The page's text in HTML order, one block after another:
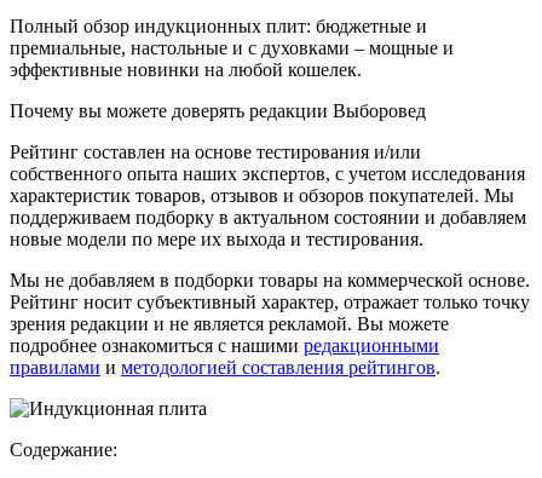
Полный обзор индукционных плит: бюджетные и
премиальные, настольные и с духовками – мощные и
эффективные новинки на любой кошелек.
Почему вы можете доверять редакции Выборовед
Рейтинг составлен на основе тестирования и/или
собственного опыта наших экспертов, с учетом исследования
характеристик товаров, отзывов и обзоров покупателей. Мы
поддерживаем подборку в актуальном состоянии и добавляем
новые модели по мере их выхода и тестирования.
Мы не добавляем в подборки товары на коммерческой основе.
Рейтинг носит субъективный характер, отражает только точку
зрения редакции и не является рекламой. Вы можете
подробнее ознакомиться с нашими редакционными
правилами и методологией составления рейтингов.
Содержание: